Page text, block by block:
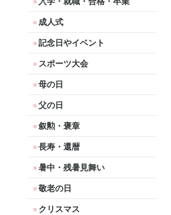
成人式
記念日やイベント
スポーツ大会
母の日
父の日
叙勲・褒章
長寿・還暦
暑中・残暑見舞い
敬老の日
クリスマス